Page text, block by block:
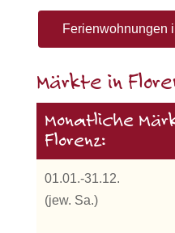
Ferienwohnungen
Märkte in
Monatliche
Florenz:
01.01.-31.12.
(jew. Sa.)